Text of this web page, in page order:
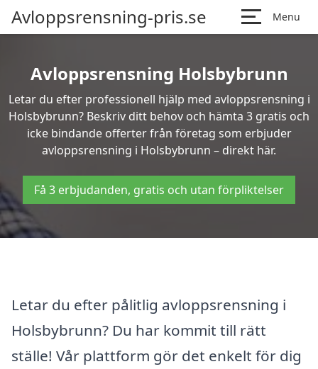
Avloppsrensning-pris.se Menu
Avloppsrensning Holsbybrunn
Letar du efter professionell hjälp med avloppsrensning i
Holsbybrunn? Beskriv ditt behov och hämta 3 gratis och
icke bindande offerter från företag som erbjuder
avloppsrensning i Holsbybrunn – direkt här.
Få 3 erbjudanden, gratis och utan förpliktelser
Letar du efter pålitlig avloppsrensning i
Holsbybrunn? Du har kommit till rätt
ställe! Vår plattform gör det enkelt för dig